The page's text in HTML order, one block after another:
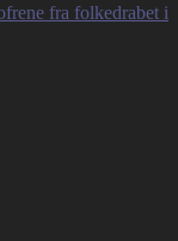
fra folkedrabet i